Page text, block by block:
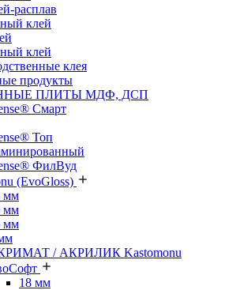
расплав
клей
клей
клея
продукты
ПЛИТЫ МДФ, ДСП
Смарт
Топ
ФилВуд
(EvoGloss)
мм
мм
мм
/ АКРИЛИК Kastomonu
18 мм